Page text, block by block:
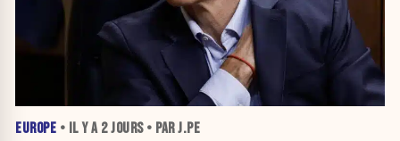
EUROPE • IL Y A 2 JOURS• PAR J.PE